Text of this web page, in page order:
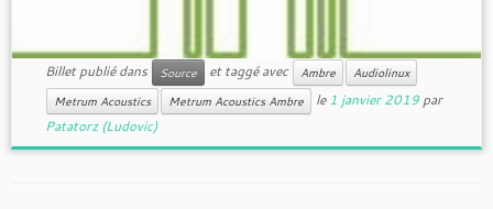
Billet publié dans Source et taggé avec Ambre
Audiolinux
Metrum Acoustics
Metrum Acoustics Ambre le1 janvier 2019 par
Patatorz (Ludovic)